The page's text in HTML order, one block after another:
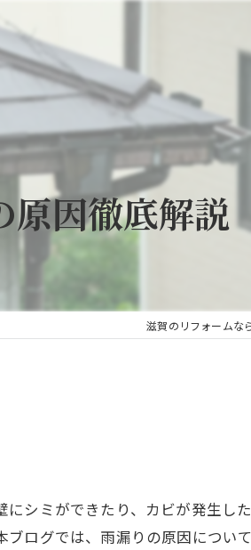
原因徹底解説
滋賀のリフォームな
シミができたり、カビが発生し
ログでは、雨漏りの原因につい